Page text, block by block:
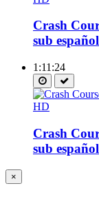
Crash
sub
1:11:24
Crash
sub
×